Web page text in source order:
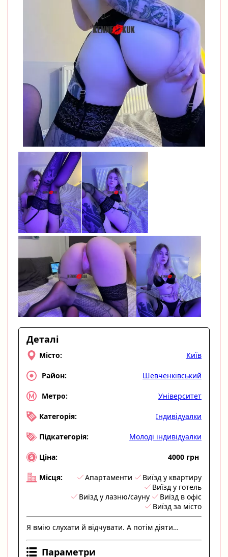
Деталі
Місто: Київ
Район: Шевченківський
Метро: Університет
Категорія: Індивідуалки
Підкатегорія: Молоді індивідуалки
Ціна: 4000 грн
Місця: Апартаменти
Виїзд у квартиру
Виїзд у готель
Виїзд у лазню/сауну
Виїзд в офіс
Виїзд за місто
Я вмію слухати й відчувати. А потім діяти…
Параметри